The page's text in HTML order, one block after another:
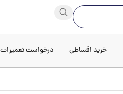
خرید اقساطی درخواست تعمیرات